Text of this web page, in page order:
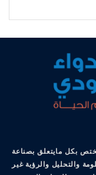
بكل مايتعلق بصناعة
والتحليل والرؤية غير